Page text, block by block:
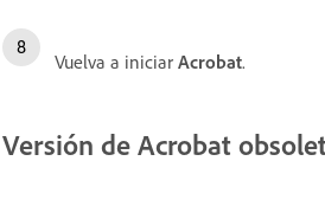
Vuelva a iniciar Acrobat.
Versión de Acrobat